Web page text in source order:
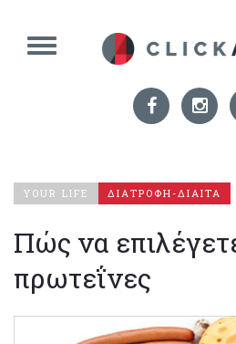
YOUR LIFE ΔΙΑΤΡΟΦΗ-ΔΙΑΙΤΑ
Πώς να
πρωτεΐνες